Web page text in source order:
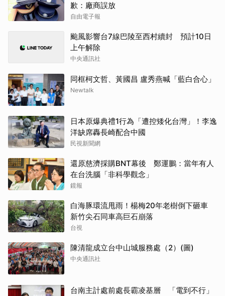
歉：廠商誤放
自由電子報
颱風影響台7線巴陵至西村續封 預計10日
上午解除
中央通訊社
同框柯文哲、黃國昌 盧秀燕喊「藍白合心」
Newtalk
日本原爆典禮1行為「遭控矮化台灣」！李逸
洋缺席轟長崎配合中國
民視新聞網
還原慈濟採購BNT幕後 鄭運鵬：當年有人
在台洗腦「非科學觀念」
鏡報
白海豚環流甩雨！楊梅20年老樹倒下砸車
新竹尖石同車高巨石崩落
台視
陳清龍成立台中山城服務處（2）(圖)
中央通訊社
台南主計處前處長霸凌基層 「電到不行」